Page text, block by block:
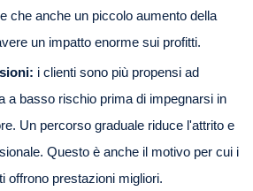
che anche un piccolo aumento della
un impatto enorme sui profitti.
i clienti sono più propensi ad
a basso rischio prima di impegnarsi in
Un percorso graduale riduce l'attrito e
Questo è anche il motivo per cui i
offrono prestazioni migliori.